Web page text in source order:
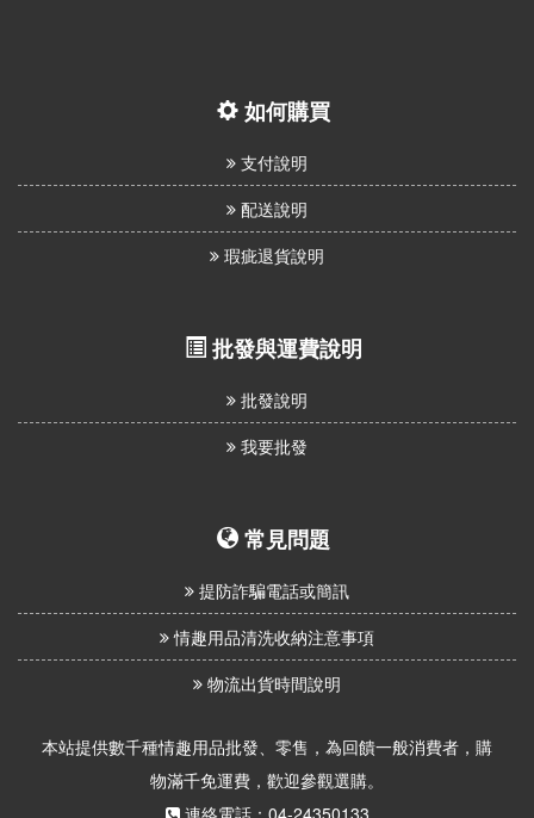
如何購買
支付說明
配送說明
瑕疵退貨說明
批發與運費說明
批發說明
我要批發
常見問題
提防詐騙電話或簡訊
情趣用品清洗收納注意事項
物流出貨時間說明
本站提供數千種情趣用品批發、零售，為回饋一般消費者，購
物滿千免運費，歡迎參觀選購。
連絡電話：04-24350133